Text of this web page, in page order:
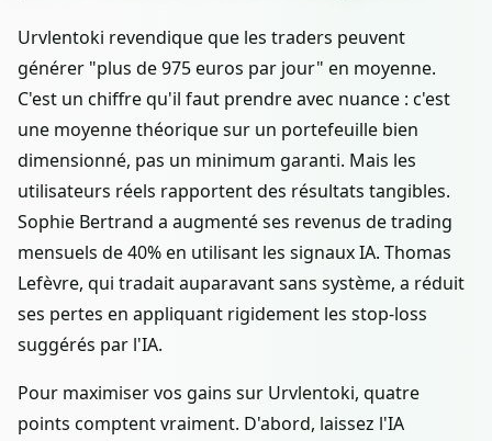
Urvlentoki revendique que les traders peuvent
générer "plus de 975 euros par jour" en moyenne.
C'est un chiffre qu'il faut prendre avec nuance : c'est
une moyenne théorique sur un portefeuille bien
dimensionné, pas un minimum garanti. Mais les
utilisateurs réels rapportent des résultats tangibles.
Sophie Bertrand a augmenté ses revenus de trading
mensuels de 40% en utilisant les signaux IA. Thomas
Lefèvre, qui tradait auparavant sans système, a réduit
ses pertes en appliquant rigidement les stop-loss
suggérés par l'IA.
Pour maximiser vos gains sur Urvlentoki, quatre
points comptent vraiment. D'abord, laissez l'IA